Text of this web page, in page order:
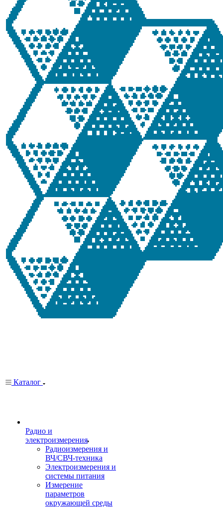
Каталог
Радио и
электроизмерения
Радиоизмерения и
ВЧ/СВЧ-техника
Электроизмерения и
системы питания
Измерение
параметров
окружающей среды